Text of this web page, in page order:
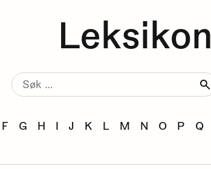
Leksikon
Søk
etter:
F G H I J K L M N O P Q